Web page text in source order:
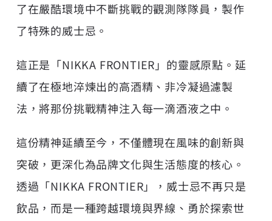
了在嚴酷環境中不斷挑戰的觀測隊隊員，製作
了特殊的威士忌。
這正是「NIKKA FRONTIER」的靈感原點。延
續了在極地淬煉出的高酒精、非冷凝過濾製
法，將那份挑戰精神注入每一滴酒液之中。
這份精神延續至今，不僅體現在風味的創新與
突破，更深化為品牌文化與生活態度的核心。
透過「NIKKA FRONTIER」，威士忌不再只是
飲品，而是一種跨越環境與界線、勇於探索世